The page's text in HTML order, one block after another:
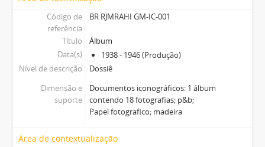
Código de
referência
BR RJMRAHI GM-IC-001
Título
Álbum
Data(s)
1938 - 1946 (Produção)
Nível de descrição
Dossiê
Dimensão e
suporte
Documentos iconográficos: 1 álbum
contendo 18 fotografias; p&b;
Papel fotografico; madeira
Área de contextualização